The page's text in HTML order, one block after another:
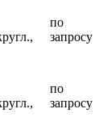
по
запросу
по
запросу